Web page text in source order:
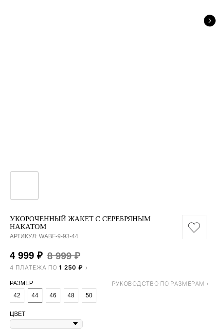
УКОРОЧЕННЫЙ ЖАКЕТ С СЕРЕБРЯНЫМ
НАКАТОМ
АРТИКУЛ: WABF-9-93-44
4 999 ₽ 8 999 ₽
4 ПЛАТЕЖА ПО1 250 ₽
РАЗМЕР
42
44 46 48 50
ЦВЕТ